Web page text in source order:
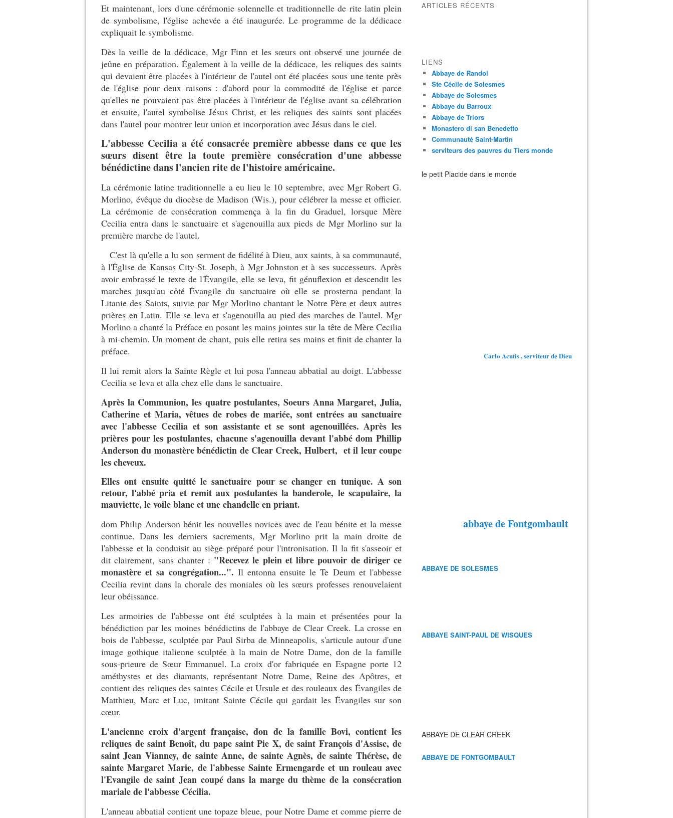
Et maintenant, lors d'une cérémonie solennelle et traditionnelle de rite latin plein
de symbolisme, l'église achevée a été inaugurée. Le programme de la dédicace
expliquait le symbolisme.
Dès la veille de la dédicace, Mgr Finn et les sœurs ont observé une journée de
jeûne en préparation. Également à la veille de la dédicace, les reliques des saints
qui devaient être placées à l'intérieur de l'autel ont été placées sous une tente près
de l'église pour deux raisons : d'abord pour la commodité de l'église et parce
qu'elles ne pouvaient pas être placées à l'intérieur de l'église avant sa célébration
et ensuite, l'autel symbolise Jésus Christ, et les reliques des saints sont placées
dans l'autel pour montrer leur union et incorporation avec Jésus dans le ciel.
L'abbesse Cecilia a été consacrée première abbesse dans ce que les
sœurs disent être la toute première consécration d'une abbesse
bénédictine dans l'ancien rite de l'histoire américaine.
La cérémonie latine traditionnelle a eu lieu le 10 septembre, avec Mgr Robert G.
Morlino, évêque du diocèse de Madison (Wis.), pour célébrer la messe et officier.
La cérémonie de consécration commença à la fin du Graduel, lorsque Mère
Cecilia entra dans le sanctuaire et s'agenouilla aux pieds de Mgr Morlino sur la
première marche de l'autel.
C'est là qu'elle a lu son serment de fidélité à Dieu, aux saints, à sa communauté,
à l'Église de Kansas City-St. Joseph, à Mgr Johnston et à ses successeurs. Après
avoir embrassé le texte de l'Évangile, elle se leva, fit génuflexion et descendit les
marches jusqu'au côté Évangile du sanctuaire où elle se prosterna pendant la
Litanie des Saints, suivie par Mgr Morlino chantant le Notre Père et deux autres
prières en Latin. Elle se leva et s'agenouilla au pied des marches de l'autel. Mgr
Morlino a chanté la Préface en posant les mains jointes sur la tête de Mère Cecilia
à mi-chemin. Un moment de chant, puis elle retira ses mains et finit de chanter la
préface.
Il lui remit alors la Sainte Règle et lui posa l'anneau abbatial au doigt. L'abbesse
Cecilia se leva et alla chez elle dans le sanctuaire.
Après la Communion, les quatre postulantes, Soeurs Anna Margaret, Julia,
Catherine et Maria, vêtues de robes de mariée, sont entrées au sanctuaire
avec l'abbesse Cecilia et son assistante et se sont agenouillées. Après les
prières pour les postulantes, chacune s'agenouilla devant l'abbé dom Phillip
Anderson du monastère bénédictin de Clear Creek, Hulbert, et il leur coupe
les cheveux.
Elles ont ensuite quitté le sanctuaire pour se changer en tunique. A son
retour, l'abbé pria et remit aux postulantes la banderole, le scapulaire, la
mauviette, le voile blanc et une chandelle en priant.
dom Philip Anderson bénit les nouvelles novices avec de l'eau bénite et la messe
continue. Dans les derniers sacrements, Mgr Morlino prit la main droite de
l'abbesse et la conduisit au siège préparé pour l'intronisation. Il la fit s'asseoir et
dit clairement, sans chanter : "Recevez le plein et libre pouvoir de diriger ce
monastère et sa congrégation...". Il entonna ensuite le Te Deum et l'abbesse
Cecilia revint dans la chorale des moniales où les sœurs professes renouvelaient
leur obéissance.
Les armoiries de l'abbesse ont été sculptées à la main et présentées pour la
bénédiction par les moines bénédictins de l'abbaye de Clear Creek. La crosse en
bois de l'abbesse, sculptée par Paul Sirba de Minneapolis, s'articule autour d'une
image gothique italienne sculptée à la main de Notre Dame, don de la famille
sous-prieure de Sœur Emmanuel. La croix d'or fabriquée en Espagne porte 12
améthystes et des diamants, représentant Notre Dame, Reine des Apôtres, et
contient des reliques des saintes Cécile et Ursule et des rouleaux des Évangiles de
Matthieu, Marc et Luc, imitant Sainte Cécile qui gardait les Évangiles sur son
cœur.
L'ancienne croix d'argent française, don de la famille Bovi, contient les
reliques de saint Benoît, du pape saint Pie X, de saint François d'Assise, de
saint Jean Vianney, de sainte Anne, de sainte Agnès, de sainte Thérèse, de
sainte Margaret Marie, de l'abbesse Sainte Ermengarde et un rouleau avec
l'Evangile de saint Jean coupé dans la marge du thème de la consécration
mariale de l'abbesse Cécilia.
L'anneau abbatial contient une topaze bleue, pour Notre Dame et comme pierre de
ARTICLES RÉCENTS
LIENS
Abbaye de Randol
Ste Cécile de Solesmes
Abbaye de Solesmes
Abbaye du Barroux
Abbaye de Triors
Monastero di san Benedetto
Communauté Saint-Martin
serviteurs des pauvres du Tiers monde
le petit Placide dans le monde
Carlo Acutis , serviteur de Dieu
abbaye de Fontgombault
ABBAYE DE SOLESMES
ABBAYE SAINT-PAUL DE WISQUES
ABBAYE DE CLEAR CREEK
ABBAYE DE FONTGOMBAULT